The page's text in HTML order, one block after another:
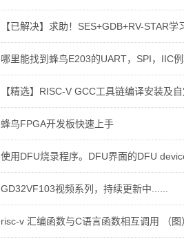
【已解决】求助！SES+GDB+RV-STAR学
哪里能找到蜂鸟E203的UART，SPI，IIC例
【精选】RISC-V GCC工具链编译安装及
蜂鸟FPGA开发板快速上手
使用DFU烧录程序。DFU界面的DFU
GD32VF103视频系列，持续更新中......
risc-v 汇编函数与C语言函数相互调用 （图